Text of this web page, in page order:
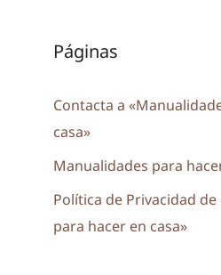
Páginas
Contacta a
casa»
Manualidades para
Política de Privacidad
para hacer en casa»